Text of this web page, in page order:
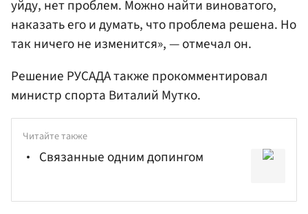
уйду, нет проблем. Можно найти виноватого,
наказать его и думать, что проблема решена. Но
так ничего не изменится», — отмечал он.
Решение РУСАДА также прокомментировал
министр спорта Виталий Мутко.
Читайте также
Связанные одним допингом